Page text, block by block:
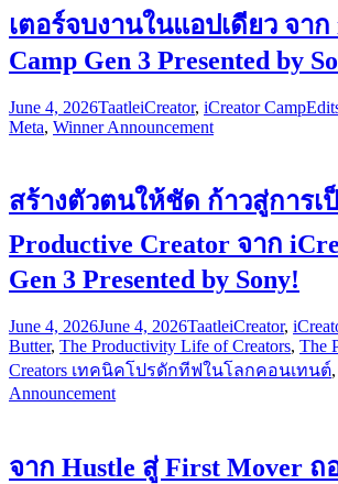
เตอร์จบงานในแอปเดียว จา
Camp Gen 3 Presented by
June 4, 2026TaatleiCreator, iCreator Camp
Meta, Winner Announcement
สร้างตัวตนให้ชัด ก้าวสู่การเ
Productive Creator จาก
Gen 3 Presented by Sony!
June 4, 2026June 4, 2026TaatleiCreator,
Butter, The Productivity Life of Creators, The
Creators เทคนิคโปรดักทีฟในโลกคอนเทนต์,
Announcement
จาก Hustle สู่ First Mover